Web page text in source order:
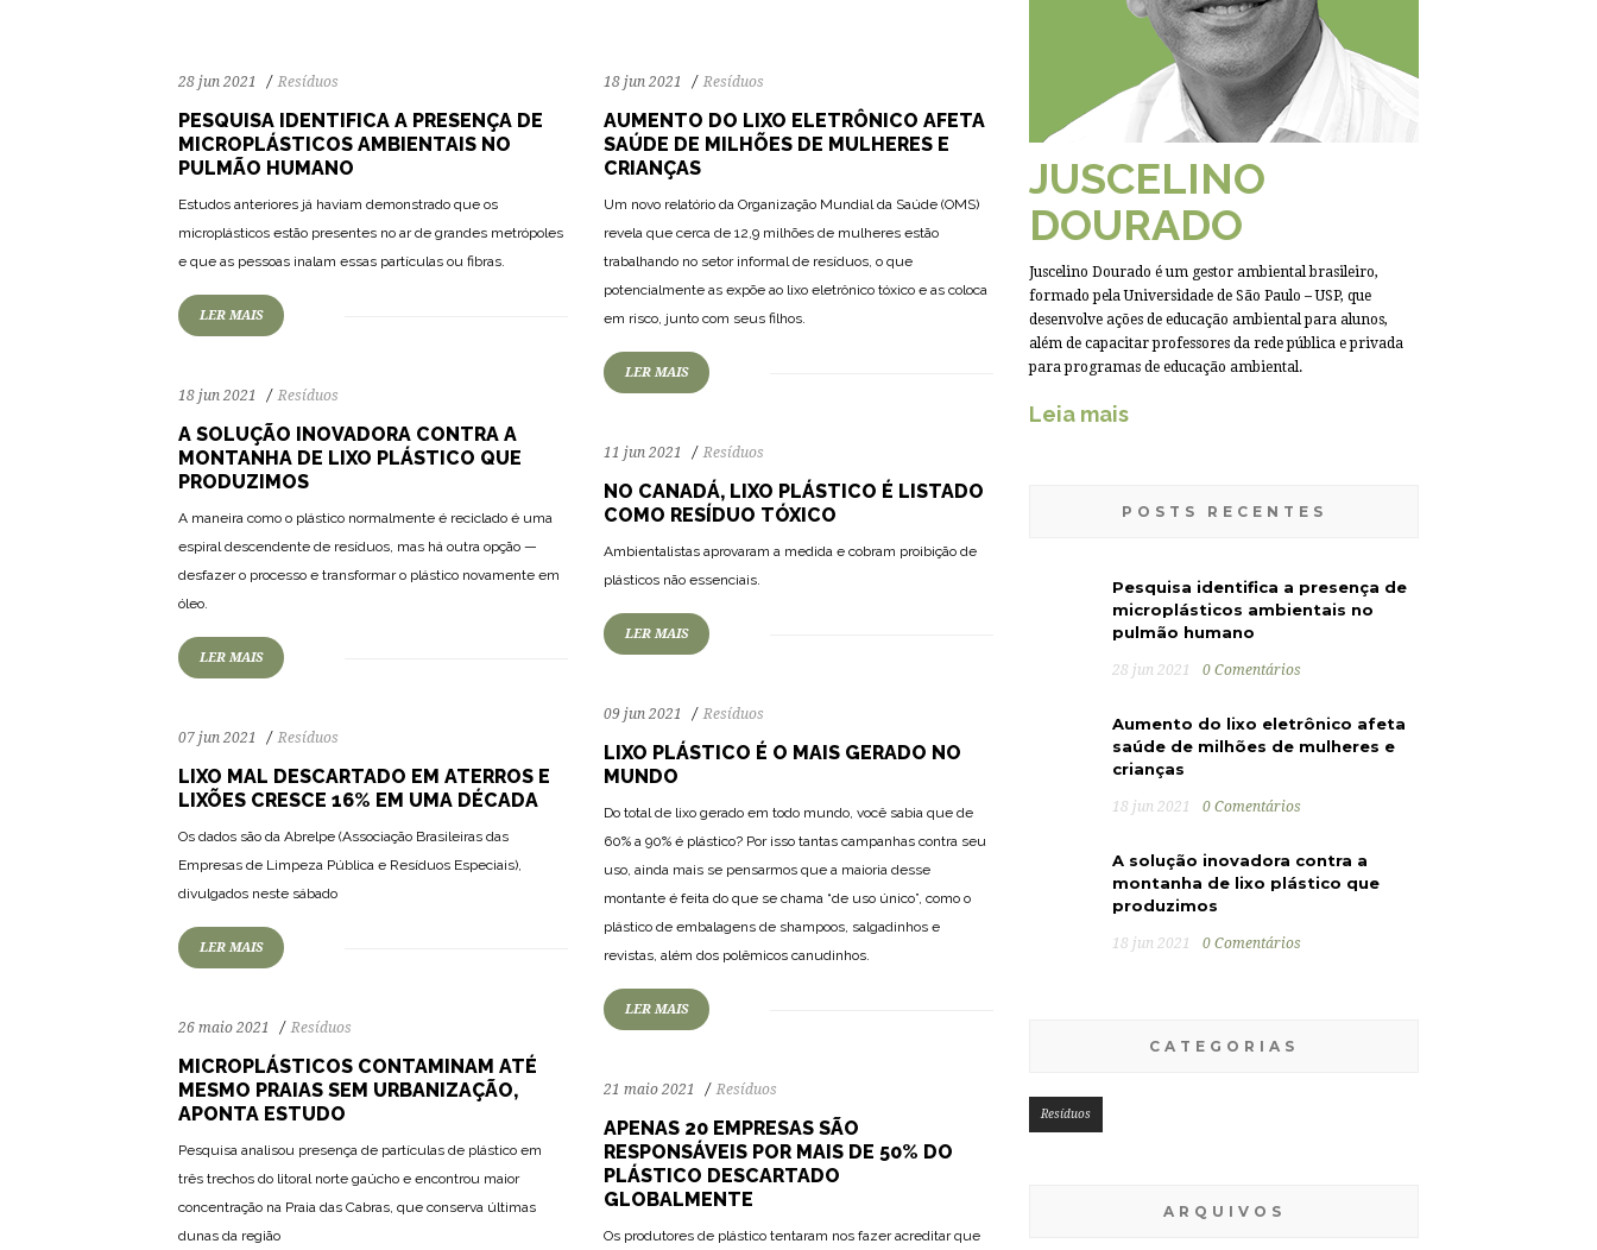
28 jun 2021 Resíduos
PESQUISA IDENTIFICA A PRESENÇA DE
MICROPLÁSTICOS AMBIENTAIS NO
PULMÃO HUMANO
Estudos anteriores já haviam demonstrado que os
microplásticos estão presentes no ar de grandes metrópoles
e que as pessoas inalam essas partículas ou fibras.
LER MAIS
18 jun 2021 Resíduos
AUMENTO DO LIXO ELETRÔNICO AFETA
SAÚDE DE MILHÕES DE MULHERES E
CRIANÇAS
Um novo relatório da Organização Mundial da Saúde (OMS)
revela que cerca de 12,9 milhões de mulheres estão
trabalhando no setor informal de resíduos, o que
potencialmente as expõe ao lixo eletrônico tóxico e as coloca
em risco, junto com seus filhos.
LER MAIS
18 jun 2021 Resíduos
A SOLUÇÃO INOVADORA CONTRA A
MONTANHA DE LIXO PLÁSTICO QUE
PRODUZIMOS
A maneira como o plástico normalmente é reciclado é uma
espiral descendente de resíduos, mas há outra opção —
desfazer o processo e transformar o plástico novamente em
óleo.
LER MAIS
11 jun 2021 Resíduos
NO CANADÁ, LIXO PLÁSTICO É LISTADO
COMO RESÍDUO TÓXICO
Ambientalistas aprovaram a medida e cobram proibição de
plásticos ​​não essenciais.
LER MAIS
09 jun 2021 Resíduos
LIXO PLÁSTICO É O MAIS GERADO NO
MUNDO
Do total de lixo gerado em todo mundo, você sabia que de
60% a 90% é plástico? Por isso tantas campanhas contra seu
uso, ainda mais se pensarmos que a maioria desse
montante é feita do que se chama “de uso único”, como o
plástico de embalagens de shampoos, salgadinhos e
revistas, além dos polêmicos canudinhos.
LER MAIS
07 jun 2021 Resíduos
LIXO MAL DESCARTADO EM ATERROS E
LIXÕES CRESCE 16% EM UMA DÉCADA
Os dados são da Abrelpe (Associação Brasileiras das
Empresas de Limpeza Pública e Resíduos Especiais),
divulgados neste sábado
LER MAIS
26 maio 2021 Resíduos
MICROPLÁSTICOS CONTAMINAM ATÉ
MESMO PRAIAS SEM URBANIZAÇÃO,
APONTA ESTUDO
Pesquisa analisou presença de partículas de plástico em
três trechos do litoral norte gaúcho e encontrou maior
concentração na Praia das Cabras, que conserva últimas
dunas da região
21 maio 2021 Resíduos
APENAS 20 EMPRESAS SÃO
RESPONSÁVEIS POR MAIS DE 50% DO
PLÁSTICO DESCARTADO
GLOBALMENTE
Os produtores de plástico tentaram nos fazer acreditar que
JUSCELINO
DOURADO
Juscelino Dourado é um gestor ambiental brasileiro,
formado pela Universidade de São Paulo – USP, que
desenvolve ações de educação ambiental para alunos,
além de capacitar professores da rede pública e privada
para programas de educação ambiental.
Leia mais
POSTS RECENTES
Pesquisa identifica a presença de
microplásticos ambientais no
pulmão humano
28 jun 2021 0 Comentários
Aumento do lixo eletrônico afeta
saúde de milhões de mulheres e
crianças
18 jun 2021 0 Comentários
A solução inovadora contra a
montanha de lixo plástico que
produzimos
18 jun 2021 0 Comentários
CATEGORIAS
Resíduos
ARQUIVOS